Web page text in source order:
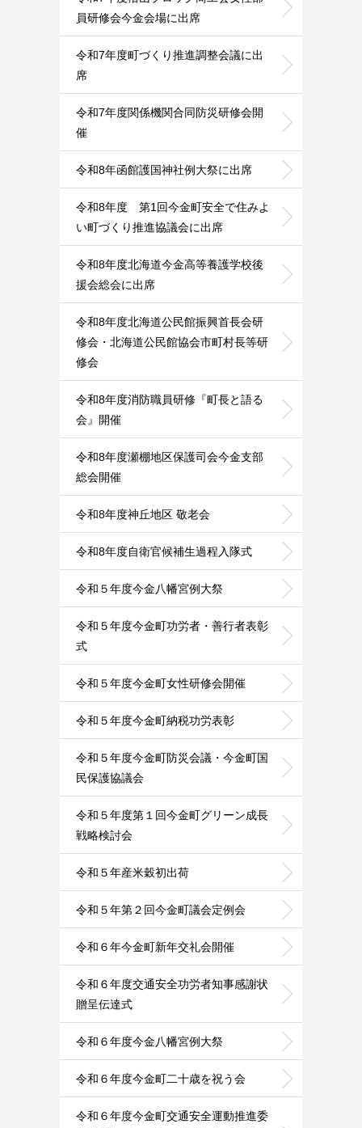
員研修会今金会場に出席
令和7年度町づくり推進調整会議に出
席
令和7年度関係機関合同防災研修会開
催
令和8年函館護国神社例大祭に出席
令和8年度 第1回今金町安全で住みよ
い町づくり推進協議会に出席
令和8年度北海道今金高等養護学校後
援会総会に出席
令和8年度北海道公民館振興首長会研
修会・北海道公民館協会市町村長等研
修会
令和8年度消防職員研修『町長と語る
会』開催
令和8年度瀬棚地区保護司会今金支部
総会開催
令和8年度神丘地区 敬老会
令和8年度自衛官候補生過程入隊式
令和５年度今金八幡宮例大祭
令和５年度今金町功労者・善行者表彰
式
令和５年度今金町女性研修会開催
令和５年度今金町納税功労表彰
令和５年度今金町防災会議・今金町国
民保護協議会
令和５年度第１回今金町グリーン成長
戦略検討会
令和５年産米穀初出荷
令和５年第２回今金町議会定例会
令和６年今金町新年交礼会開催
令和６年度交通安全功労者知事感謝状
贈呈伝達式
令和６年度今金八幡宮例大祭
令和６年度今金町二十歳を祝う会
令和６年度今金町交通安全運動推進委